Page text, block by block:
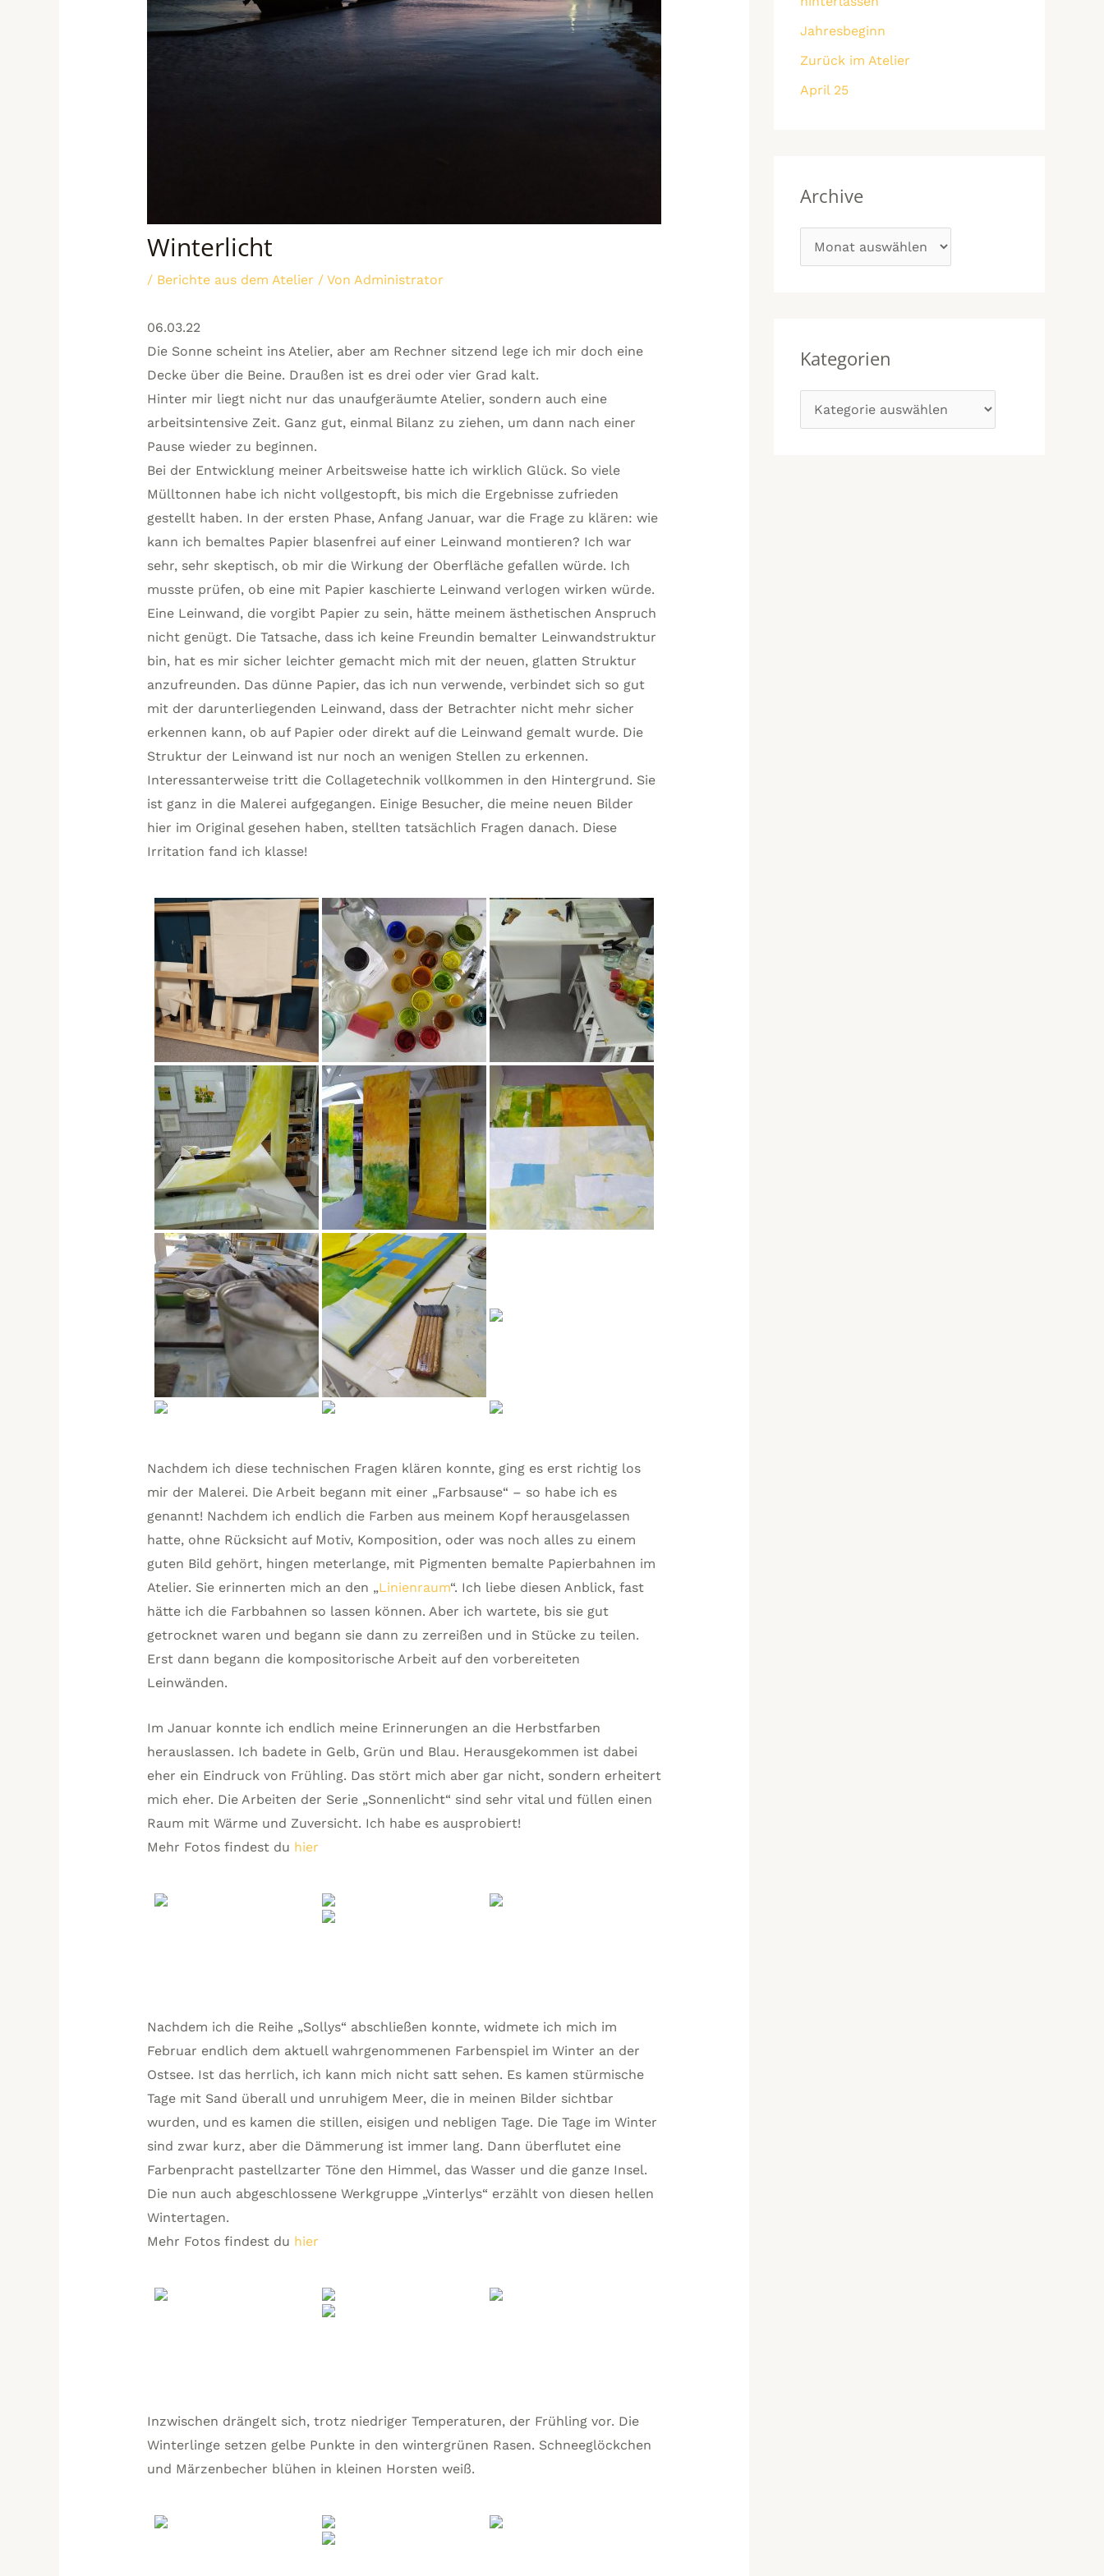
Winterlicht
/ Berichte aus dem Atelier / Von Administrator
06.03.22
Die Sonne scheint ins Atelier, aber am Rechner sitzend lege ich mir doch eine
Decke über die Beine. Draußen ist es drei oder vier Grad kalt.
Hinter mir liegt nicht nur das unaufgeräumte Atelier, sondern auch eine
arbeitsintensive Zeit. Ganz gut, einmal Bilanz zu ziehen, um dann nach einer
Pause wieder zu beginnen.
Bei der Entwicklung meiner Arbeitsweise hatte ich wirklich Glück. So viele
Mülltonnen habe ich nicht vollgestopft, bis mich die Ergebnisse zufrieden
gestellt haben. In der ersten Phase, Anfang Januar, war die Frage zu klären: wie
kann ich bemaltes Papier blasenfrei auf einer Leinwand montieren? Ich war
sehr, sehr skeptisch, ob mir die Wirkung der Oberfläche gefallen würde. Ich
musste prüfen, ob eine mit Papier kaschierte Leinwand verlogen wirken würde.
Eine Leinwand, die vorgibt Papier zu sein, hätte meinem ästhetischen Anspruch
nicht genügt. Die Tatsache, dass ich keine Freundin bemalter Leinwandstruktur
bin, hat es mir sicher leichter gemacht mich mit der neuen, glatten Struktur
anzufreunden. Das dünne Papier, das ich nun verwende, verbindet sich so gut
mit der darunterliegenden Leinwand, dass der Betrachter nicht mehr sicher
erkennen kann, ob auf Papier oder direkt auf die Leinwand gemalt wurde. Die
Struktur der Leinwand ist nur noch an wenigen Stellen zu erkennen.
Interessanterweise tritt die Collagetechnik vollkommen in den Hintergrund. Sie
ist ganz in die Malerei aufgegangen. Einige Besucher, die meine neuen Bilder
hier im Original gesehen haben, stellten tatsächlich Fragen danach. Diese
Irritation fand ich klasse!
Nachdem ich diese technischen Fragen klären konnte, ging es erst richtig los
mir der Malerei. Die Arbeit begann mit einer „Farbsause“ – so habe ich es
genannt! Nachdem ich endlich die Farben aus meinem Kopf herausgelassen
hatte, ohne Rücksicht auf Motiv, Komposition, oder was noch alles zu einem
guten Bild gehört, hingen meterlange, mit Pigmenten bemalte Papierbahnen im
Atelier. Sie erinnerten mich an den „Linienraum“. Ich liebe diesen Anblick, fast
hätte ich die Farbbahnen so lassen können. Aber ich wartete, bis sie gut
getrocknet waren und begann sie dann zu zerreißen und in Stücke zu teilen.
Erst dann begann die kompositorische Arbeit auf den vorbereiteten
Leinwänden.
Im Januar konnte ich endlich meine Erinnerungen an die Herbstfarben
herauslassen. Ich badete in Gelb, Grün und Blau. Herausgekommen ist dabei
eher ein Eindruck von Frühling. Das stört mich aber gar nicht, sondern erheitert
mich eher. Die Arbeiten der Serie „Sonnenlicht“ sind sehr vital und füllen einen
Raum mit Wärme und Zuversicht. Ich habe es ausprobiert!
Mehr Fotos findest du hier
Nachdem ich die Reihe „Sollys“ abschließen konnte, widmete ich mich im
Februar endlich dem aktuell wahrgenommenen Farbenspiel im Winter an der
Ostsee. Ist das herrlich, ich kann mich nicht satt sehen. Es kamen stürmische
Tage mit Sand überall und unruhigem Meer, die in meinen Bilder sichtbar
wurden, und es kamen die stillen, eisigen und nebligen Tage. Die Tage im Winter
sind zwar kurz, aber die Dämmerung ist immer lang. Dann überflutet eine
Farbenpracht pastellzarter Töne den Himmel, das Wasser und die ganze Insel.
Die nun auch abgeschlossene Werkgruppe „Vinterlys“ erzählt von diesen hellen
Wintertagen.
Mehr Fotos findest du hier
Inzwischen drängelt sich, trotz niedriger Temperaturen, der Frühling vor. Die
Winterlinge setzen gelbe Punkte in den wintergrünen Rasen. Schneeglöckchen
und Märzenbecher blühen in kleinen Horsten weiß.
a
c
h
:
Jahresbeginn
Zurück im Atelier
April 25
Archive
Kategorien